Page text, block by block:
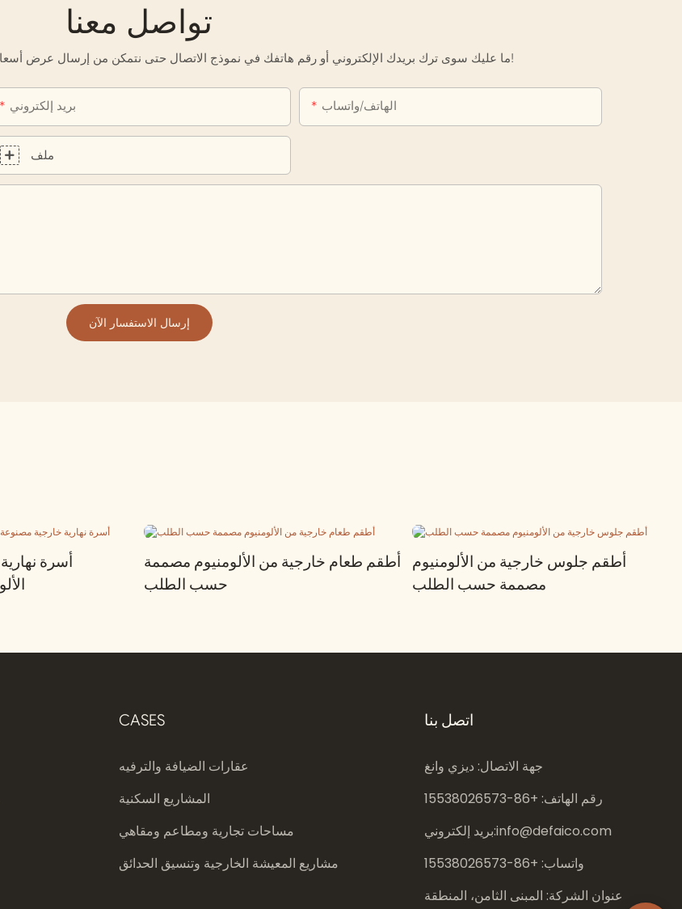
تواصل معنا
ما عليك سوى ترك بريدك الإلكتروني أو رقم هاتفك في نموذج الاتصال حتى نتمكن من إرسال عرض أسعار مجاني لك لمجموعة واسعة من التصاميم لدينا!
بريد إلكتروني الهاتف/واتساب
ملف
إرسال الاستفسار الآن
أسرة
أطقم طعام خارجية من الألومنيوم مصممة
حسب الطلب
أطقم جلوس خارجية من الألومنيوم
مصممة حسب الطلب
CASES
عقارات الضيافة والترفيه
المشاريع السكنية
مساحات تجارية ومطاعم ومقاهي
مشاريع المعيشة الخارجية وتنسيق الحدائق
اتصل بنا
جهة الاتصال: ديزي وانغ
رقم الهاتف: +86-
15538026573
بريد إلكتروني:info@defaico.com
واتساب: +86-
15538026573
عنوان الشركة: المبنى الثامن، المنطقة